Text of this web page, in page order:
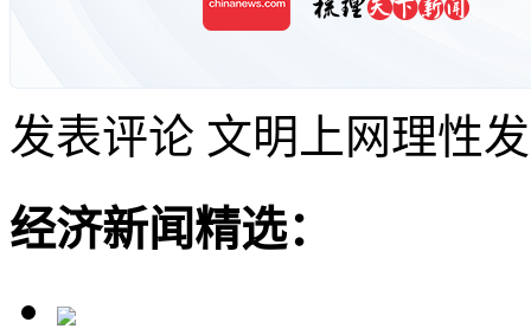
发表评论 文明上网理性
经济新闻精选：